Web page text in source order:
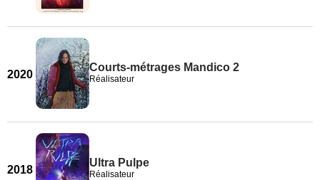
2020
Courts-métrages Mandico 2
Réalisateur
2018
Ultra Pulpe
Réalisateur